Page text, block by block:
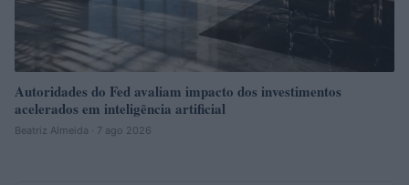
Autoridades do Fed avaliam impacto dos investimentos
acelerados em inteligência artificial
Beatriz Almeida · 7 ago 2026